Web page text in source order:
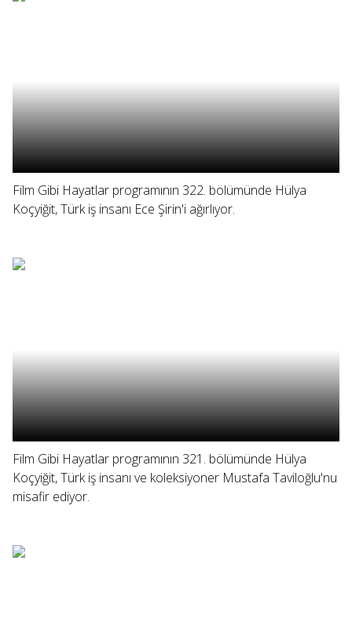
Film Gibi Hayatlar programının 322. bölümünde Hülya
Koçyiğit, Türk iş insanı Ece Şirin'i ağırlıyor.
Film Gibi Hayatlar programının 321. bölümünde Hülya
Koçyiğit, Türk iş insanı ve koleksiyoner Mustafa Taviloğlu'nu
misafir ediyor.